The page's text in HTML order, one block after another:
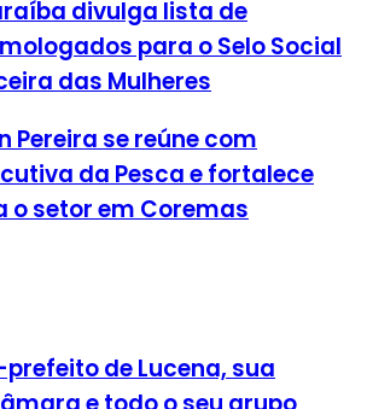
divulga lista de
para o Selo Social
das Mulheres
Pereira se reúne com
da Pesca e fortalece
o setor em Coremas
de Lucena, sua